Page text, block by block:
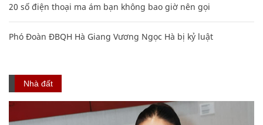
20 số điện thoại ma ám bạn không bao giờ nên gọi
Phó Đoàn ĐBQH Hà Giang Vương Ngọc Hà bị kỷ luật
Nhà đất